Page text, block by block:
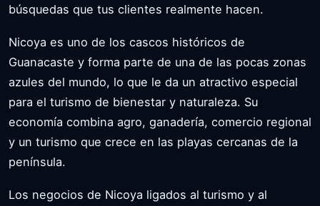
búsquedas que tus clientes realmente hacen.
Nicoya es uno de los cascos históricos de
Guanacaste y forma parte de una de las pocas zonas
azules del mundo, lo que le da un atractivo especial
para el turismo de bienestar y naturaleza. Su
economía combina agro, ganadería, comercio regional
y un turismo que crece en las playas cercanas de la
península.
Los negocios de Nicoya ligados al turismo y al